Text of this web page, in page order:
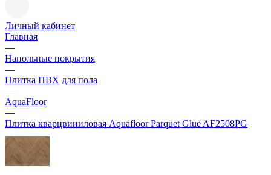
Личный кабинет
Главная
—
Напольные покрытия
—
Плитка ПВХ для пола
—
AquaFloor
—
Плитка кварцвиниловая Aquafloor Parquet Glue AF2508PG